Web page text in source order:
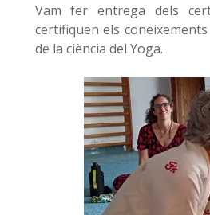
Vam fer entrega dels
certifiquen els
de la ciència del Yoga.